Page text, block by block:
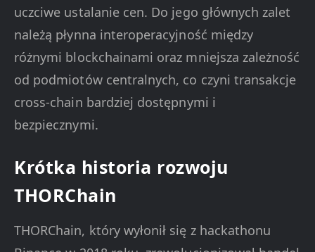
uczciwe ustalanie cen. Do jego głównych zalet
należą płynna interoperacyjność między
różnymi blockchainami oraz mniejsza zależność
od podmiotów centralnych, co czyni transakcje
cross-chain bardziej dostępnymi i
bezpiecznymi.
Krótka historia rozwoju
THORChain
THORChain, który wyłonił się z hackathonu